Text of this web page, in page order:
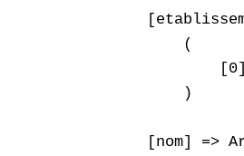
        (
        )
[nom] =>